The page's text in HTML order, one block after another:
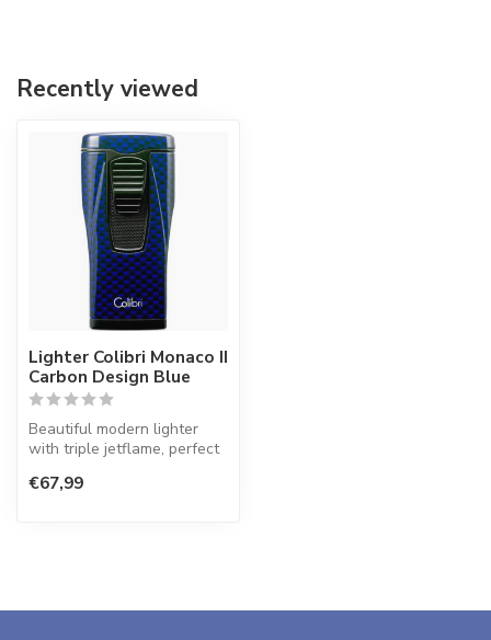
Recently viewed
Lighter Colibri Monaco II
Carbon Design Blue
Beautiful modern lighter
with triple jetflame, perfect
€67,99